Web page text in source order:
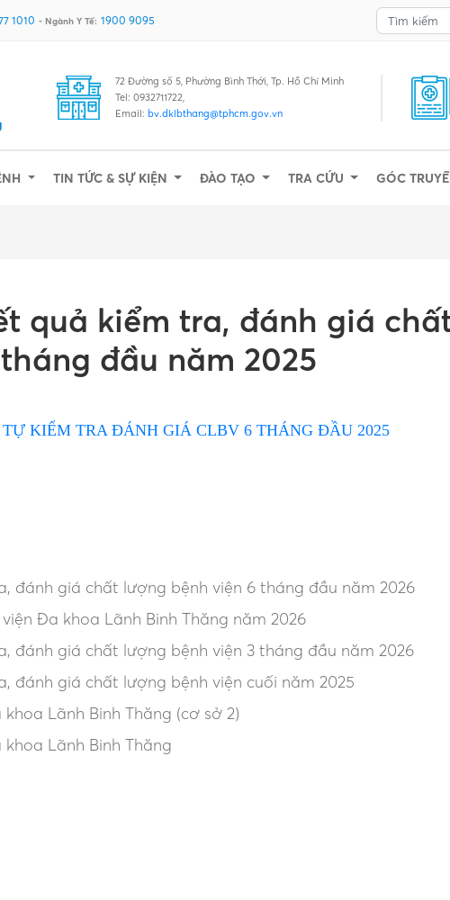
1010 - Ngành Y Tế: 1900 9095
72 Đường số 5, Phường Bình Thới, Tp. Hồ Chí Minh
Tel: 0932711722,
Email: bv.dklbthang@tphcm.gov.vn
TIN TỨC & SỰ KIỆN ĐÀO TẠO TRA CỨU GÓC
quả kiểm tra, đánh giá
đầu năm 2025
KIỂM TRA ĐÁNH GIÁ CLBV 6 THÁNG ĐẦU 2025
đánh giá chất lượng bệnh viện 6 tháng đầu năm 2026
Đa khoa Lãnh Binh Thăng năm 2026
đánh giá chất lượng bệnh viện 3 tháng đầu năm 2026
đánh giá chất lượng bệnh viện cuối năm 2025
Lãnh Binh Thăng (cơ sở 2)
Lãnh Binh Thăng